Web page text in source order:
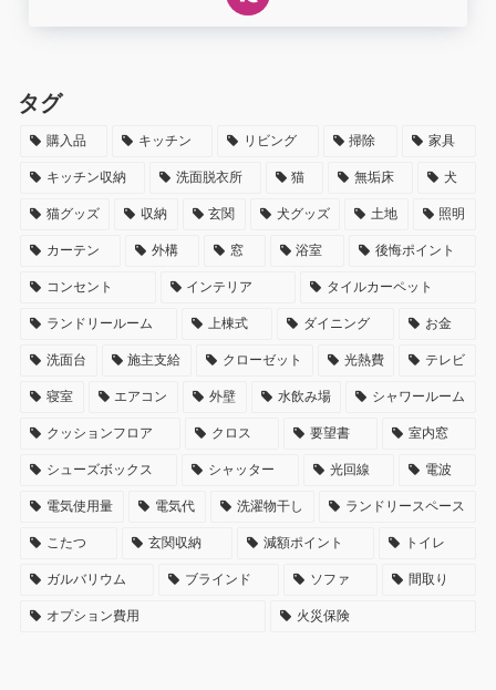
タグ
購入品 キッチン リビング 掃除 家具
キッチン収納 洗面脱衣所 猫 無垢床 犬
猫グッズ 収納 玄関 犬グッズ 土地 照明
カーテン 外構 窓 浴室 後悔ポイント
コンセント インテリア タイルカーペット
ランドリールーム 上棟式 ダイニング お金
洗面台 施主支給 クローゼット 光熱費 テレビ
寝室 エアコン 外壁 水飲み場 シャワールーム
クッションフロア クロス 要望書 室内窓
シューズボックス シャッター 光回線 電波
電気使用量 電気代 洗濯物干し ランドリースペース
こたつ 玄関収納 減額ポイント トイレ
ガルバリウム ブラインド ソファ 間取り
オプション費用 火災保険